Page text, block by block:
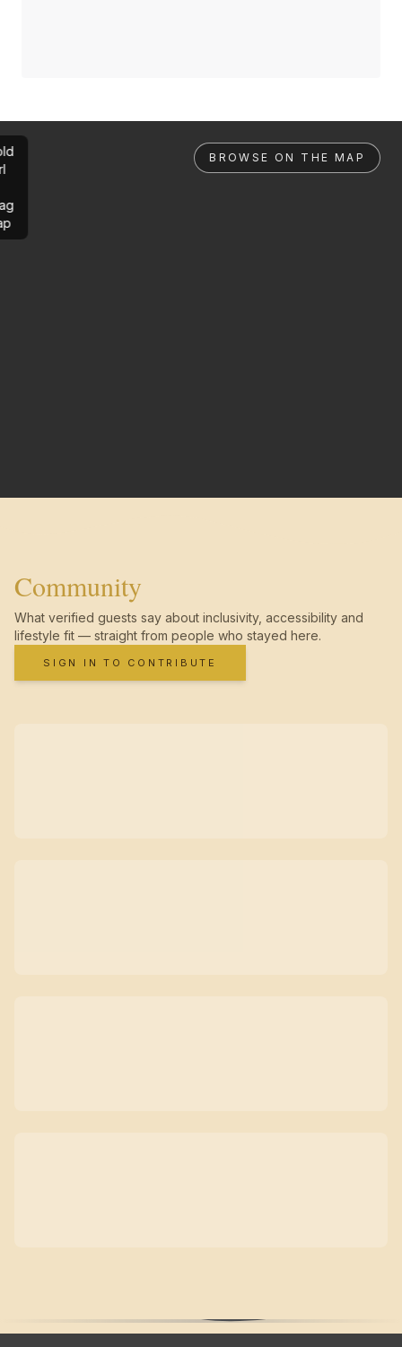
BROWSE ON THE MAP
Community
What verified guests say about inclusivity, accessibility and
lifestyle fit — straight from people who stayed here.
SIGN IN TO CONTRIBUTE